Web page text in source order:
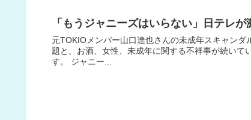
「もうジャニーズはいらない」日テレ
元TOKIOメンバー山口達也さんの未成年スキャン
題と、お酒、女性、未成年に関する不祥事が続いて
す。 ジャニー...